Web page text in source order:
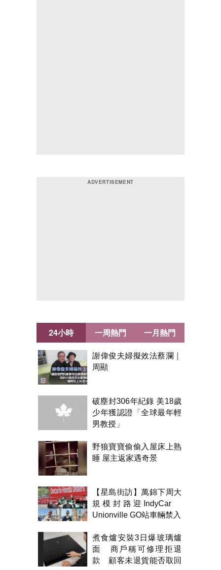
24小時
謝偉俊夫婦擬效法蔡瀾｜
周顯
破塵封306年紀錄 美18歲
少年獲認證「全球最年輕
男教授」
野狼寶寶偷偷入屋床上熟
睡 屋主返家遇奇景
【星島街訪】萬錦下周大
規模封路迎IndyCar
Unionville GO站車輛禁入
煮食爐安裝3日爆玻璃爐
面 商戶稱可修理拒退
款 顧客未退貨能否取回
一周熱門 一月熱門